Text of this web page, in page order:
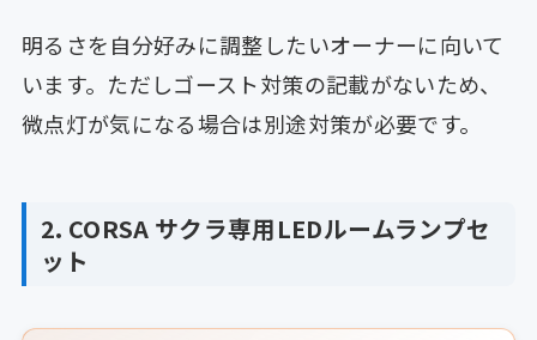
明るさを自分好みに調整したいオーナーに向いて
います。ただしゴースト対策の記載がないため、
微点灯が気になる場合は別途対策が必要です。
2. CORSA サクラ専用LEDルームランプセ
ット